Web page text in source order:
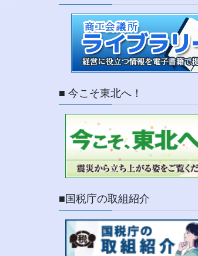
■ 今こそ東北へ！
■国税庁の取組紹介